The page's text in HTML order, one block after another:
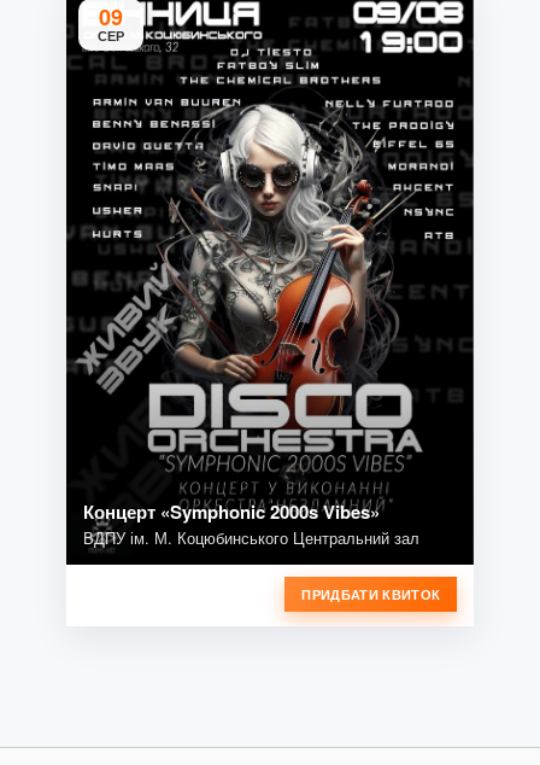
09
СЕР
Концерт «Symphonic 2000s Vibes»
ВДПУ ім. М. Коцюбинського Центральний зал
ПРИДБАТИ КВИТОК